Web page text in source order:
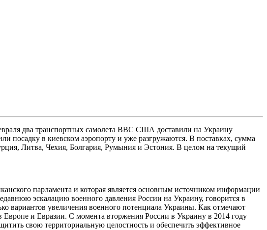
два транспортных самолета ВВС США доставили на Украину
в киевском аэропорту и уже разгружаются. В поставках, сумма
Литва, Чехия, Болгария, Румыния и Эстония. В целом на текущий
парламента и которая является основным источником информации
эскалацию военного давления России на Украину, говорится в
вариантов увеличения военного потенциала Украины. Как отмечают
и Евразии. С момента вторжения России в Украину в 2014 году
свою территориальную целостность и обеспечить эффективное